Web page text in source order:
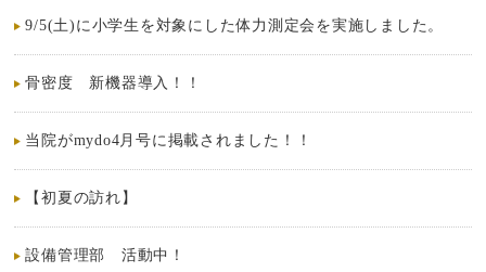
9/5(土)に小学生を対象にした体力測定会を実施しました。
骨密度 新機器導入！！
当院がmydo4月号に掲載されました！！
【初夏の訪れ】
設備管理部 活動中！